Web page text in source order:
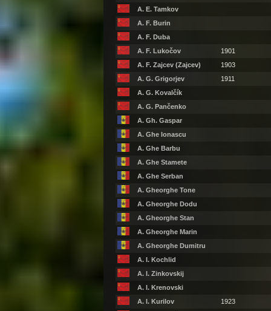
A. E. Tamkov
A. F. Burin
A. F. Duba
A. F. Lukočov
1901
A. F. Zajcev (Zajcev)
1903
A. G. Grigorjev
1911
A. G. Kovalčík
A. G. Pančenko
A. Gh. Gaspar
A. Ghe Ionascu
A. Ghe Barbu
A. Ghe Stamete
A. Ghe Serban
A. Gheorghe Tone
A. Gheorghe Dodu
A. Gheorghe Stan
A. Gheorghe Marin
A. Gheorghe Dumitru
A. I. Kochlid
A. I. Zinkovskij
A. I. Krenovski
A. I. Kurilov
1923